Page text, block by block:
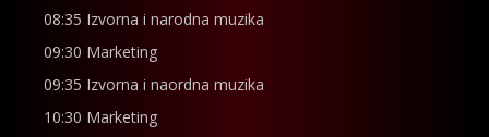
08:35 Izvorna i narodna muzika
09:30 Marketing
09:35 Izvorna i naordna muzika
10:30 Marketing